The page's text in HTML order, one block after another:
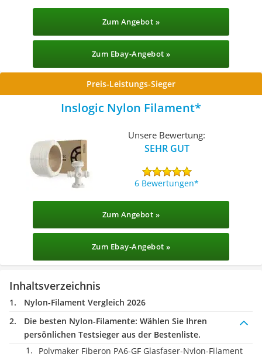
Zum Angebot »
Zum Ebay-Angebot »
Preis-Leistungs-Sieger
Inslogic Nylon Filament
Unsere Bewertung:
SEHR GUT
6 Bewertungen
Zum Angebot »
Zum Ebay-Angebot »
Inhaltsverzeichnis
Nylon-Filament Vergleich 2026
Die besten Nylon-Filamente: Wählen Sie Ihren
persönlichen Testsieger aus der Bestenliste.
Polymaker Fiberon PA6-GF Glasfaser-Nylon-Filament